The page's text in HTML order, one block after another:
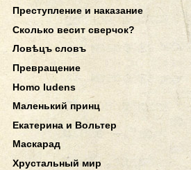
Преступление и наказание
Сколько весит сверчок?
Ловѣцъ словъ
Превращение
Homo ludens
Маленький принц
Екатерина и Вольтер
Маскарад
Хрустальный мир